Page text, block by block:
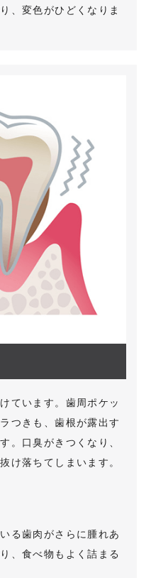
、変色がひどくなりま
ています。歯周ポケッ
つきも、歯根が露出す
。口臭がきつくなり、
け落ちてしまいます。
る歯肉がさらに腫れあ
、食べ物もよく詰まる